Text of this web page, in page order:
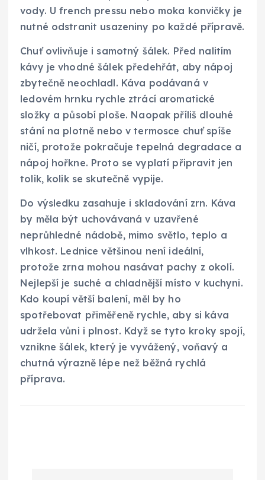
vody. U french pressu nebo moka konvičky je
nutné odstranit usazeniny po každé přípravě.
Chuť ovlivňuje i samotný šálek. Před nalitím
kávy je vhodné šálek předehřát, aby nápoj
zbytečně neochladl. Káva podávaná v
ledovém hrnku rychle ztrácí aromatické
složky a působí ploše. Naopak příliš dlouhé
stání na plotně nebo v termosce chuť spíše
ničí, protože pokračuje tepelná degradace a
nápoj hořkne. Proto se vyplatí připravit jen
tolik, kolik se skutečně vypije.
Do výsledku zasahuje i skladování zrn. Káva
by měla být uchovávaná v uzavřené
neprůhledné nádobě, mimo světlo, teplo a
vlhkost. Lednice většinou není ideální,
protože zrna mohou nasávat pachy z okolí.
Nejlepší je suché a chladnější místo v kuchyni.
Kdo koupí větší balení, měl by ho
spotřebovat přiměřeně rychle, aby si káva
udržela vůni i plnost. Když se tyto kroky spojí,
vznikne šálek, který je vyvážený, voňavý a
chutná výrazně lépe než běžná rychlá
příprava.